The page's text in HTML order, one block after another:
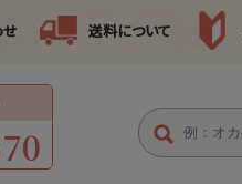
送料について